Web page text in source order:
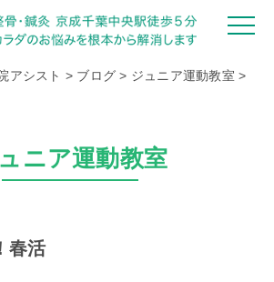
アシスト > ブログ > ジュニア運動教室 >
ニア運動教室
春活